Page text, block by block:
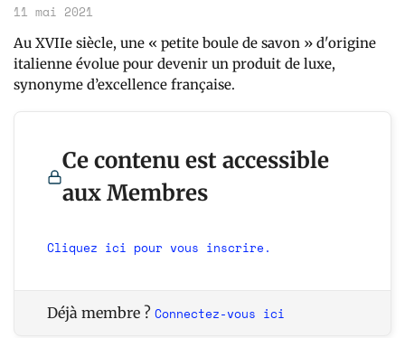
11 mai 2021
Au XVIIe siècle, une « petite boule de savon » d'origine
italienne évolue pour devenir un produit de luxe,
synonyme d’excellence française.
Ce contenu est accessible
aux Membres
Cliquez ici pour vous inscrire.
Déjà membre ? Connectez-vous ici